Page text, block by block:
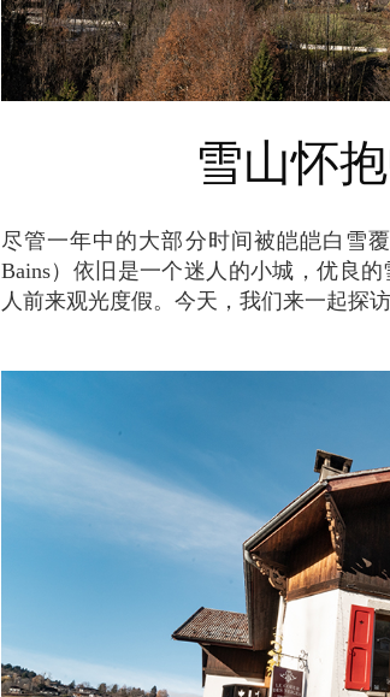
雪山怀
尽管一年中的大部分时间被皑皑白雪覆盖的群山包围，圣热尔韦莱班（Saint-Gervais-les-
Bains）依旧是一个迷人的小城，优良
人前来观光度假。今天，我们来一起探